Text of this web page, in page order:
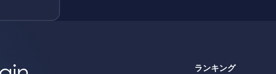
ランキング